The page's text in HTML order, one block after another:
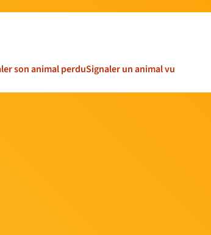
son animal perduSignaler un animal vu